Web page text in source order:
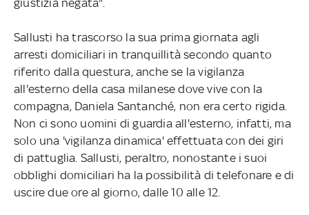
Sallusti ha trascorso la sua prima giornata agli
arresti domiciliari in tranquillità secondo quanto
riferito dalla questura, anche se la vigilanza
all'esterno della casa milanese dove vive con la
compagna, Daniela Santanché, non era certo rigida.
Non ci sono uomini di guardia all'esterno, infatti, ma
solo una 'vigilanza dinamica' effettuata con dei giri
di pattuglia. Sallusti, peraltro, nonostante i suoi
obblighi domiciliari ha la possibilità di telefonare e di
uscire due ore al giorno, dalle 10 alle 12.